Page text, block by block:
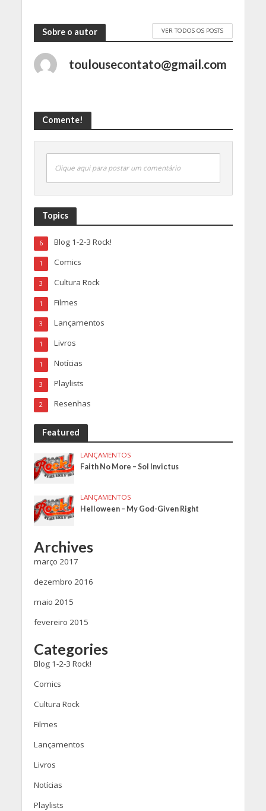
Sobre o autor VER TODOS OS POSTS
toulousecontato@gmail.com
Comente!
Clique aqui para postar um comentário
Topics
Blog 1-2-3 Rock!
6
Comics
1
Cultura Rock
3
Filmes
1
Lançamentos
3
Livros
1
Notícias
1
Playlists
3
Resenhas
2
Featured
LANÇAMENTOS
Faith No More – Sol Invictus
LANÇAMENTOS
Helloween – My God-Given Right
Archives
março 2017
dezembro 2016
maio 2015
fevereiro 2015
Categories
Blog 1-2-3 Rock!
Comics
Cultura Rock
Filmes
Lançamentos
Livros
Notícias
Playlists